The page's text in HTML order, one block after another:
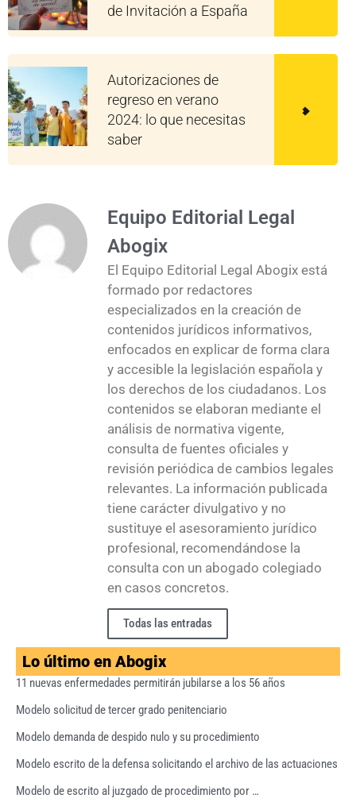
de Invitación a España
Autorizaciones de
regreso en verano
2024: lo que necesitas
saber
Equipo Editorial Legal
Abogix
El Equipo Editorial Legal Abogix está
formado por redactores
especializados en la creación de
contenidos jurídicos informativos,
enfocados en explicar de forma clara
y accesible la legislación española y
los derechos de los ciudadanos. Los
contenidos se elaboran mediante el
análisis de normativa vigente,
consulta de fuentes oficiales y
revisión periódica de cambios legales
relevantes. La información publicada
tiene carácter divulgativo y no
sustituye el asesoramiento jurídico
profesional, recomendándose la
consulta con un abogado colegiado
en casos concretos.
Todas las entradas
Lo último en Abogix
11 nuevas enfermedades permitirán jubilarse a los 56 años
Modelo solicitud de tercer grado penitenciario
Modelo demanda de despido nulo y su procedimiento
Modelo escrito de la defensa solicitando el archivo de las actuaciones
Modelo de escrito al juzgado de procedimiento por …